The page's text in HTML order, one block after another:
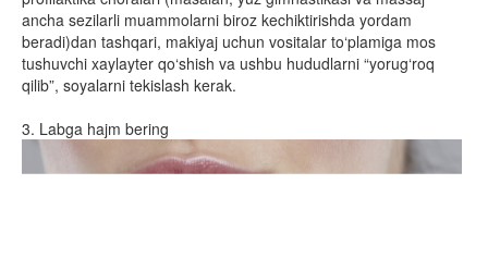
ancha sezilarli muammolarni biroz kechiktirishda yordam
beradi)dan tashqari, makiyaj uchun vositalar to‘plamiga mos
tushuvchi xaylayter qo‘shish va ushbu hududlarni “yorug‘roq
qilib”, soyalarni tekislash kerak.
3. Labga hajm bering